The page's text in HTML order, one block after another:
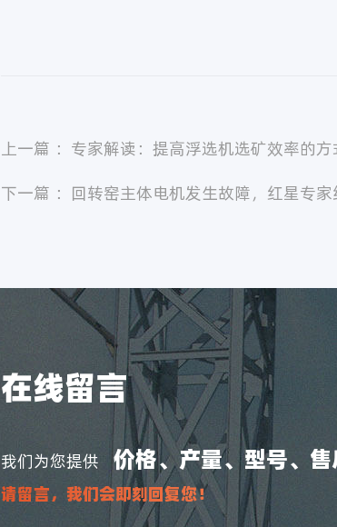
上一篇 ：专家解读：提高浮选机选矿效率的方
下一篇 ：回转窑主体电机发生故障，红星专
在线留言
我们为您提供 价格、产量、型号、售
请留言，我们会即刻回复您！